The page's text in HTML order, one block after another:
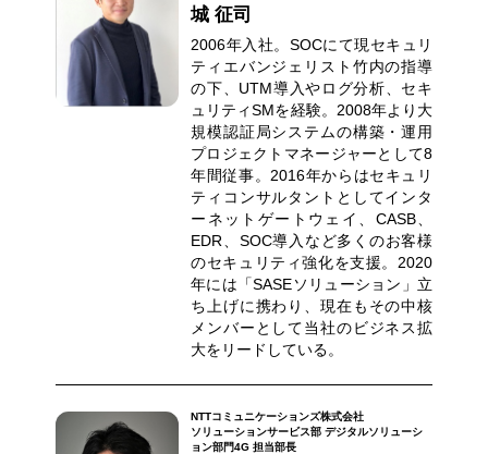
城 征司
2006年入社。SOCにて現セキュリ
ティエバンジェリスト竹内の指導
の下、UTM導入やログ分析、セキ
ュリティSMを経験。2008年より大
規模認証局システムの構築・運用
プロジェクトマネージャーとして8
年間従事。2016年からはセキュリ
ティコンサルタントとしてインタ
ーネットゲートウェイ、CASB、
EDR、SOC導入など多くのお客様
のセキュリティ強化を支援。2020
年には「SASEソリューション」立
ち上げに携わり、現在もその中核
メンバーとして当社のビジネス拡
大をリードしている。
NTTコミュニケーションズ株式会社
ソリューションサービス部 デジタルソリューシ
ョン部門4G 担当部長